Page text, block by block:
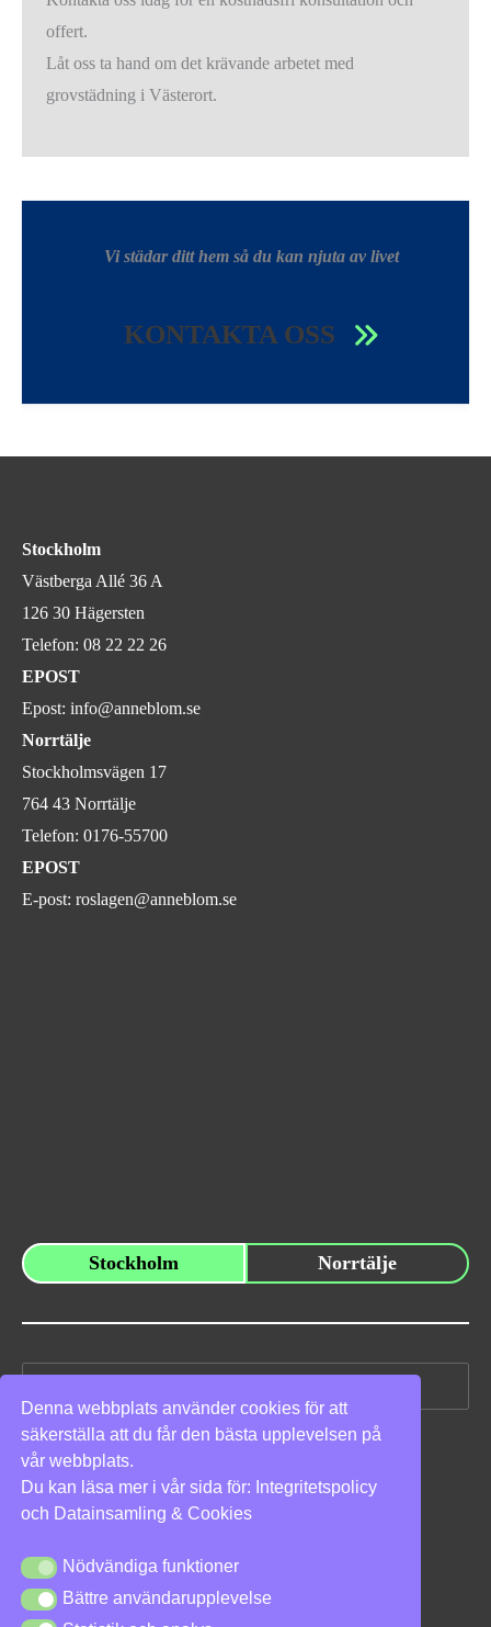
Denna webbplats använder cookies för att
säkerställa att du får den bästa upplevelsen på
vår webbplats.
Du kan läsa mer i vår sida för: Integritetspolicy
och Datainsamling & Cookies
Nödvändiga funktioner
Nödvändiga funktioner
Bättre användarupplevelse
Bättre användarupplevelse
offert.
Låt oss ta hand om det krävande arbetet med
grovstädning i Västerort.
Vi städar ditt hem så du kan njuta av livet
KONTAKTA OSS
Stockholm
Västberga Allé 36 A
126 30 Hägersten
Telefon: 08 22 22 26
EPOST
Epost: info@anneblom.se
Norrtälje
Stockholmsvägen 17
764 43 Norrtälje
Telefon: 0176-55700
EPOST
E-post: roslagen@anneblom.se
Stockholm Norrtälje
Sök
efter:
Vi stöder
Integritetspolicy|